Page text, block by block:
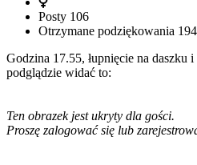
Posty 106
Otrzymane podziękowania
Godzina 17.55, łupnięcie na daszku
podglądzie widać to:
Ten obrazek jest ukryty dla gości.
Proszę zalogować się lub